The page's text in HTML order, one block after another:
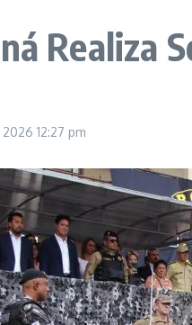
Realiza
2026 12:27 pm